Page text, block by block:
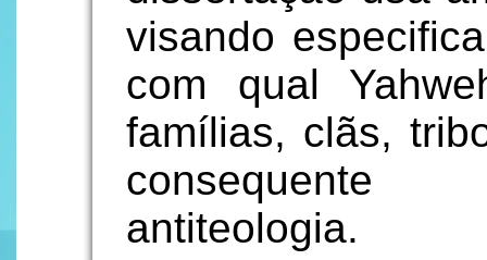
visando
com qual
famílias, clãs,
antiteologia.